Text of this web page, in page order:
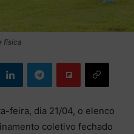
física
feira, dia 21/04, o elenco
coletivo fechado